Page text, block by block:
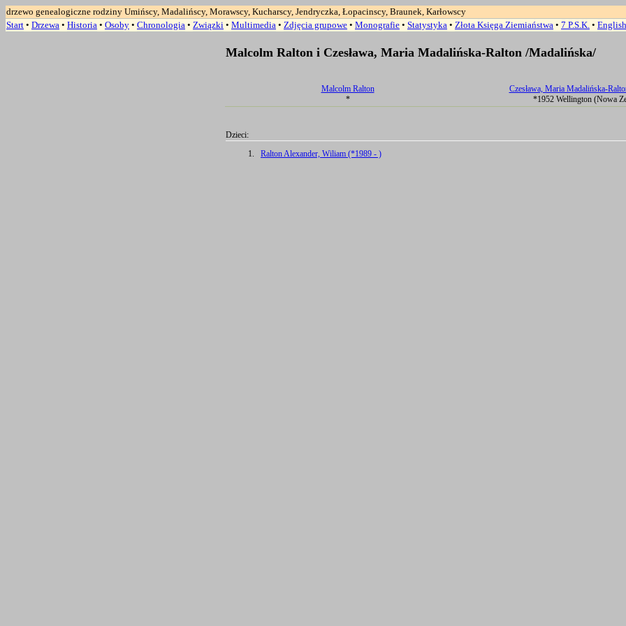
drzewo genealogiczne rodziny Umińscy, Madalińscy, Morawscy, Kucharscy, Jendryczka, Łopacinscy, Braunek, Karłowscy
Start • Drzewa • Historia • Osoby • Chronologia • Związki • Multimedia • Zdjęcia grupowe • Monografie • Statystyka • Złota Księga Ziemiaństwa • 7 P.S.K. • English
Malcolm Ralton i Czesława, Maria Madalińska-Ralton /Madalińska/
Malcolm Ralton
*
Czesława, Maria Madalińska-
*1952 Wellington (Nowa
Dzieci:
1.
Ralton Alexander, Wiliam (*1989 - )